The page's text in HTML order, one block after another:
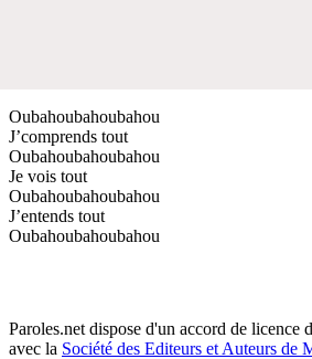
Oubahoubahoubahou
J’comprends tout
Oubahoubahoubahou
Je vois tout
Oubahoubahoubahou
J’entends tout
Oubahoubahoubahou
Paroles.net dispose d'un accord de licence
avec la Société des Editeurs et Auteurs de